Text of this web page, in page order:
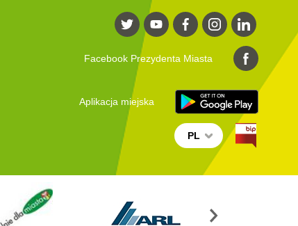
Facebook Prezydenta Miasta
Aplikacja miejska
PL